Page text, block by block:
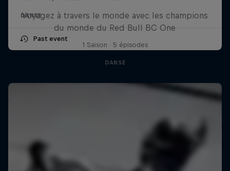
DANSE
Past event
Voyagez à travers le monde avec les champions
du monde du Red Bull BC One
1 Saison · 5 épisodes
DANSE